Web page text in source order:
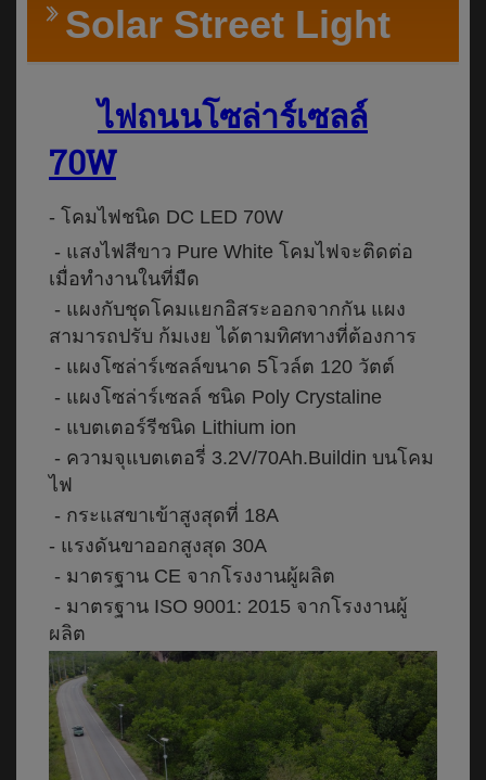
Solar Street Light
ไฟถนนโซล่าร์เซลล์
70W
- โคมไฟชนิด DC LED 70W
- แสงไฟสีขาว Pure White โคมไฟจะติดต่อ
เมื่อทำงานในที่มืด
- แผงกับชุดโคมแยกอิสระออกจากกัน แผง
สามารถปรับ ก้มเงย ได้ตามทิศทางที่ต้องการ
- แผงโซล่าร์เซลล์ขนาด 5โวล์ต 120 วัตต์
- แผงโซล่าร์เซลล์ ชนิด Poly Crystaline
- แบตเตอร์รีชนิด Lithium ion
- ความจุแบตเตอรี่ 3.2V/70Ah.Buildin บนโคม
ไฟ
- กระแสขาเข้าสูงสุดที่ 18A
- แรงดันขาออกสูงสุด 30A
- มาตรฐาน CE จากโรงงานผู้ผลิต
- มาตรฐาน ISO 9001: 2015 จากโรงงานผู้
ผลิต